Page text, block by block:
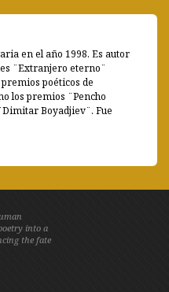
en el año 1998. Es autor
¨Extranjero eterno¨
poéticos de
los premios ¨Pencho
Boyadjiev¨. Fue
into a
the fate